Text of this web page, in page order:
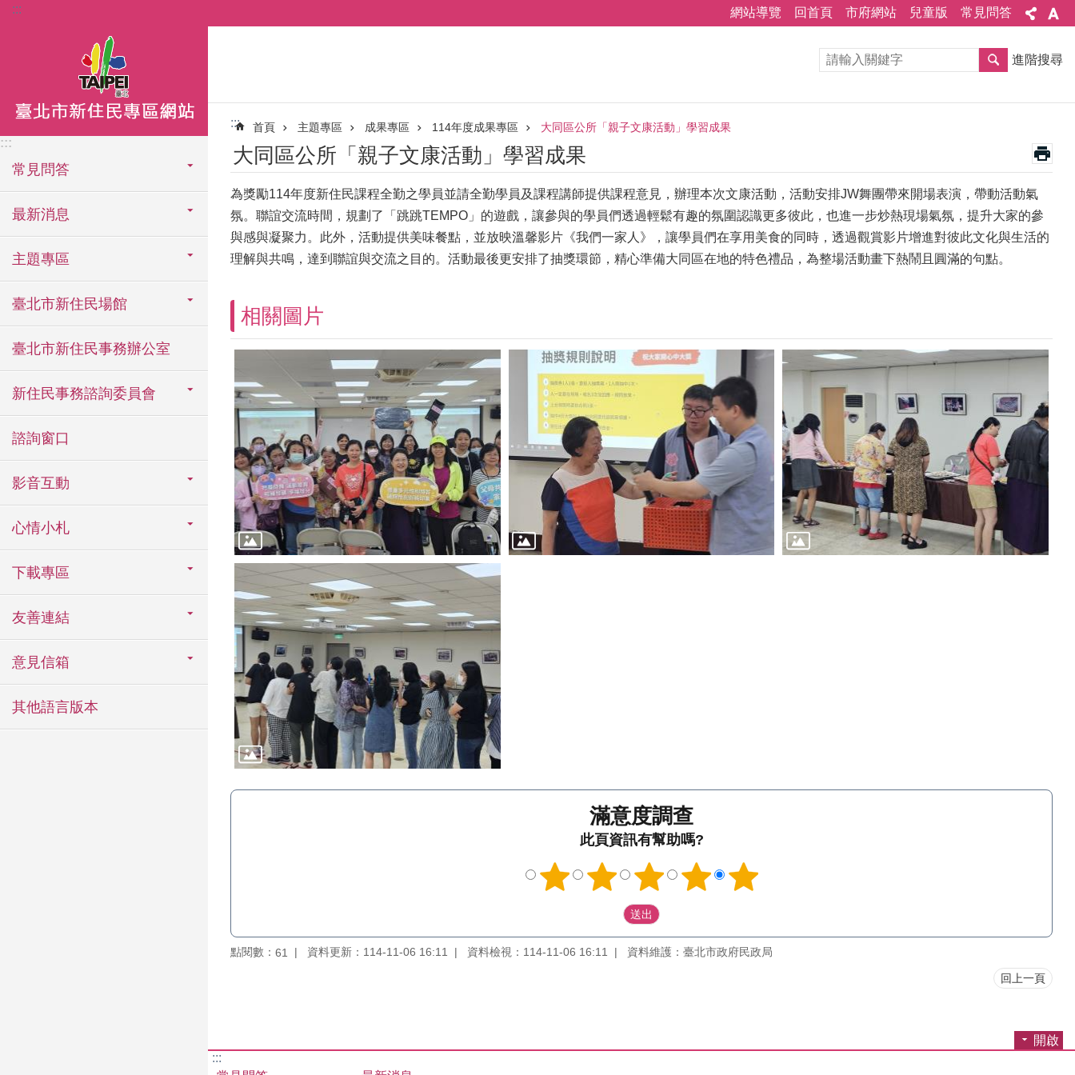
跳到主要內容區塊
::: 網站導覽 回首頁 市府網站 兒童版 常見問答
:::
常見問答
最新消息
主題專區
臺北市新住民場館
臺北市新住民事務辦公室
新住民事務諮詢委員會
諮詢窗口
影音互動
心情小札
下載專區
友善連結
意見信箱
其他語言版本
進階搜尋
::: 首頁 主題專區 成果專區 114年度成果專區 大同區公所「親子文康活動」學習成果
大同區公所「親子文康活動」學習成果
為獎勵114年度新住民課程全勤之學員並請全勤學員及課程講師提供課程意見，辦理本次文康活動，活動安排JW舞團帶來開場表演，帶動活動氣
氛。聯誼交流時間，規劃了「跳跳TEMPO」的遊戲，讓參與的學員們透過輕鬆有趣的氛圍認識更多彼此，也進一步炒熱現場氣氛，提升大家的參
與感與凝聚力。此外，活動提供美味餐點，並放映溫馨影片《我們一家人》，讓學員們在享用美食的同時，透過觀賞影片增進對彼此文化與生活的
理解與共鳴，達到聯誼與交流之目的。活動最後更安排了抽獎環節，精心準備大同區在地的特色禮品，為整場活動畫下熱鬧且圓滿的句點。
相關圖片
滿意度調查
此頁資訊有幫助嗎?
點閱數： 61 資料更新：114-11-06 16:11 資料檢視：114-11-06 16:11 資料維護：臺北市政府民政局
回上一頁
開啟
:::